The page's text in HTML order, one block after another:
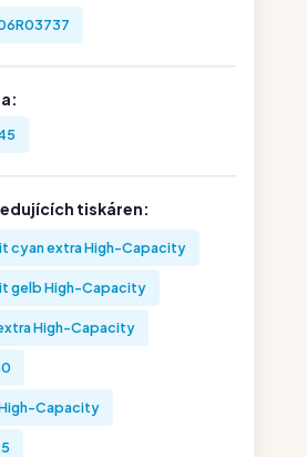
tiskáren:
cyan extra High-Capacity
gelb High-Capacity
High-Capacity
Capacity